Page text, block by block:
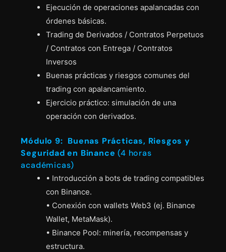
Ejecución de operaciones apalancadas con
órdenes básicas.
Trading de Derivados / Contratos Perpetuos
/ Contratos con Entrega / Contratos
Inversos
Buenas prácticas y riesgos comunes del
trading con apalancamiento.
Ejercicio práctico: simulación de una
operación con derivados.
Módulo 9: Buenas Prácticas, Riesgos y
Seguridad en Binance(4 horas
académicas)
• Introducción a bots de trading compatibles
con Binance.
• Conexión con wallets Web3 (ej. Binance
Wallet, MetaMask).
• Binance Pool: minería, recompensas y
estructura.